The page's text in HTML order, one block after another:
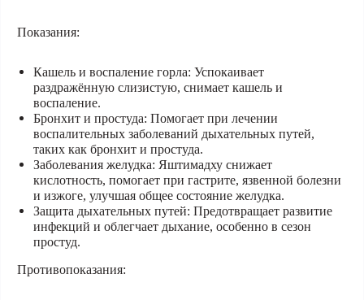
Показания:
Кашель и воспаление горла: Успокаивает
раздражённую слизистую, снимает кашель и
воспаление.
Бронхит и простуда: Помогает при лечении
воспалительных заболеваний дыхательных путей,
таких как бронхит и простуда.
Заболевания желудка: Яштимадху снижает
кислотность, помогает при гастрите, язвенной болезни
и изжоге, улучшая общее состояние желудка.
Защита дыхательных путей: Предотвращает развитие
инфекций и облегчает дыхание, особенно в сезон
простуд.
Противопоказания: